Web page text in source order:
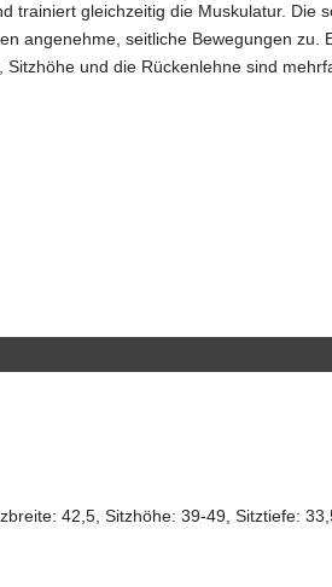
trainiert gleichzeitig die Muskulatur. Die
angenehme, seitliche Bewegungen zu.
und die Rückenlehne sind
42,5, Sitzhöhe: 39-49, Sitztiefe: